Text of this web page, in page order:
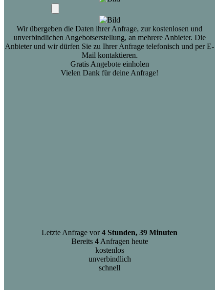
Wir übergeben die Daten ihrer Anfrage, zur kostenlosen und
unverbindlichen Angebotserstellung, an mehrere Anbieter. Die
Anbieter und wir dürfen Sie zu Ihrer Anfrage telefonisch und per E-
Mail kontaktieren.
Gratis Angebote einholen
Vielen Dank für deine Anfrage!
Letzte Anfrage vor4 Stunden, 39 Minuten
Bereits 4Anfragen heute
kostenlos
unverbindlich
schnell